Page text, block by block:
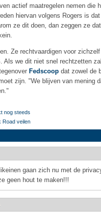
actief maatregelen nemen
hiervan volgens Rogers is
ze dit doen, dan zeggen ze
Ze rechtvaardigen voor
Als we dit niet snel rechtzetten
Fedscoop dat zowel de
zijn. "We blijven van mening
nog steeds
Road veilen
gaan zich nu met de
geen hout te maken!!!